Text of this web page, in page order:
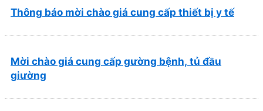
Thông báo mời chào giá cung cấp thiết bị y tế
Mời chào giá cung cấp gường bệnh, tủ đầu
giường